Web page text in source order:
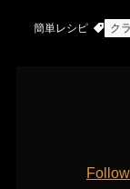
簡単レシピ ク